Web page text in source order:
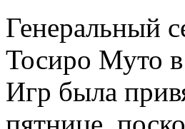
Генеральный
Тосиро Муто в
Игр была